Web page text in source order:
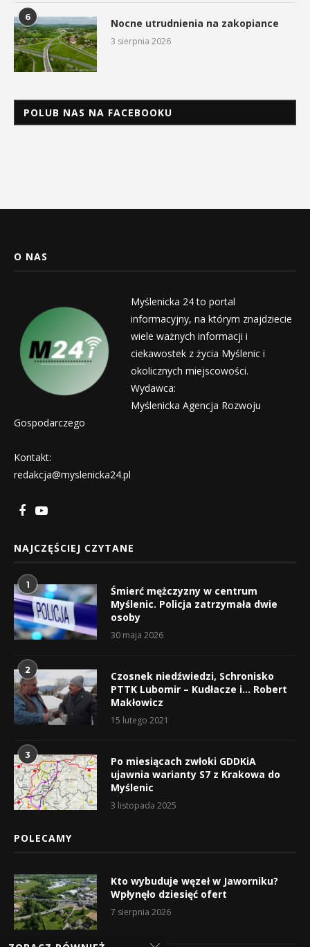
6 Nocne utrudnienia na zakopiance
3 sierpnia 2026
POLUB NAS NA FACEBOOKU
O NAS
Myślenicka 24 to portal
informacyjny, na którym znajdziecie
wiele ważnych informacji i
ciekawostek z życia Myślenic i
okolicznych miejscowości.
Wydawca:
Myślenicka Agencja Rozwoju
Gospodarczego
Kontakt:
redakcja@myslenicka24.pl
NAJCZĘŚCIEJ CZYTANE
1
Śmierć mężczyzny w centrum
Myślenic. Policja zatrzymała dwie
osoby
30 maja 2026
2
Czosnek niedźwiedzi, Schronisko
PTTK Lubomir – Kudłacze i… Robert
Makłowicz
15 lutego 2021
3
Po miesiącach zwłoki GDDKiA
ujawnia warianty S7 z Krakowa do
Myślenic
3 listopada 2025
POLECAMY
Kto wybuduje węzeł w Jaworniku?
Wpłynęło dziesięć ofert
7 sierpnia 2026